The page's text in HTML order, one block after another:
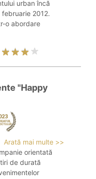
urban încă
2012.
o abordare
"Happy
Arată mai multe >>
orientată
de durată